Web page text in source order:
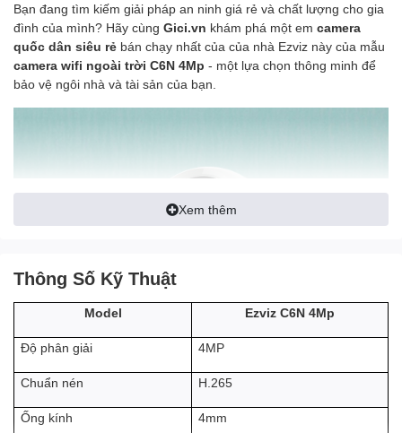
Bạn đang tìm kiếm giải pháp an ninh giá rẻ và chất lượng cho gia
đình của mình? Hãy cùng Gici.vn khám phá một em camera
quốc dân siêu rẻ bán chạy nhất của của nhà Ezviz này của mẫu
camera wifi ngoài trời C6N 4Mp - một lựa chọn thông minh để
bảo vệ ngôi nhà và tài sản của bạn.
Xem thêm
Thông Số Kỹ Thuật
Model Ezviz C6N 4Mp
Độ phân giải 4MP
Chuẩn nén H.265
Ống kính 4mm